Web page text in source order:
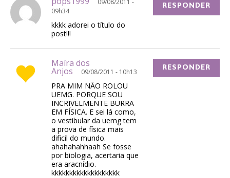
09/08/2011 -
09h34
kkkk adorei o título do
post!!!
RESPONDER
Maíra dos
Anjos 09/08/2011 - 10h13
PRA MIM NÃO ROLOU
UEMG. PORQUE SOU
INCRIVELMENTE BURRA
EM FÍSICA. E sei lá como,
o vestibular da uemg tem
a prova de física mais
dificil do mundo.
ahahahahhaah Se fosse
por biologia, acertaria que
era aracnídio.
kkkkkkkkkkkkkkkkkkk
RESPONDER